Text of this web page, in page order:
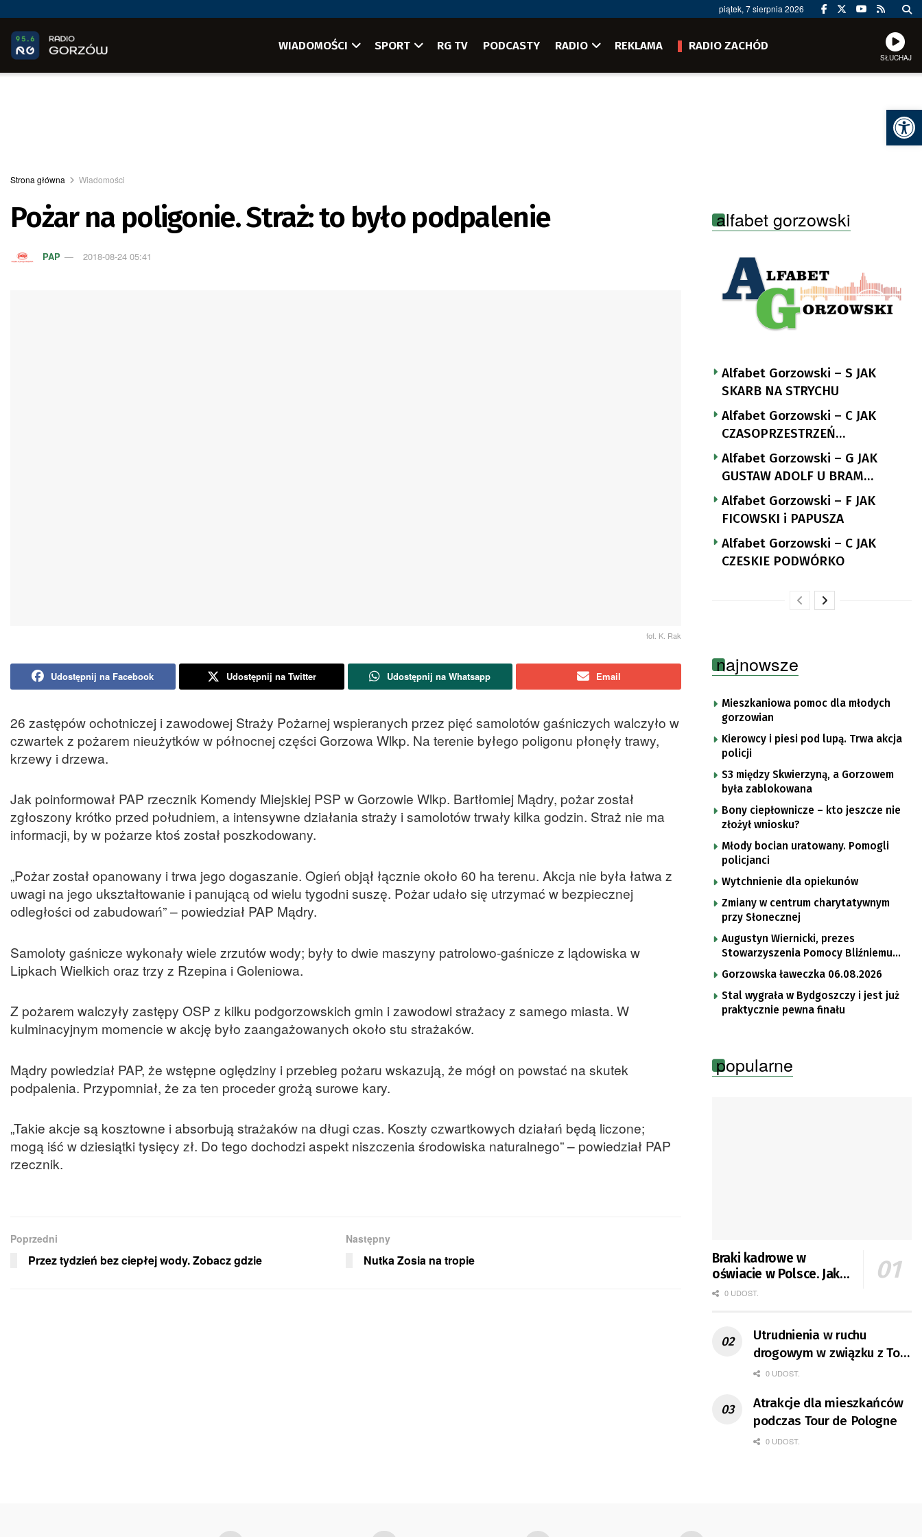
piątek, 7 sierpnia 2026
WIADOMOŚCI SPORT RG TV PODCASTY RADIO REKLAMA RADIO ZACHÓD
SŁUCHAJ
Strona główna Wiadomości
Pożar na poligonie. Straż: to było podpalenie
PAP 2018-08-24 05:41
fot. K. Rak
Udostępnij na Facebook Udostępnij na Twitter Udostępnij na Whatsapp Email
26 zastępów ochotniczej i zawodowej Straży Pożarnej wspieranych przez pięć samolotów gaśniczych walczyło w
czwartek z pożarem nieużytków w północnej części Gorzowa Wlkp. Na terenie byłego poligonu płonęły trawy,
krzewy i drzewa.
Jak poinformował PAP rzecznik Komendy Miejskiej PSP w Gorzowie Wlkp. Bartłomiej Mądry, pożar został
zgłoszony krótko przed południem, a intensywne działania straży i samolotów trwały kilka godzin. Straż nie ma
informacji, by w pożarze ktoś został poszkodowany.
„Pożar został opanowany i trwa jego dogaszanie. Ogień objął łącznie około 60 ha terenu. Akcja nie była łatwa z
uwagi na jego ukształtowanie i panującą od wielu tygodni suszę. Pożar udało się utrzymać w bezpiecznej
odległości od zabudowań” – powiedział PAP Mądry.
Samoloty gaśnicze wykonały wiele zrzutów wody; były to dwie maszyny patrolowo-gaśnicze z lądowiska w
Lipkach Wielkich oraz trzy z Rzepina i Goleniowa.
Z pożarem walczyły zastępy OSP z kilku podgorzowskich gmin i zawodowi strażacy z samego miasta. W
kulminacyjnym momencie w akcję było zaangażowanych około stu strażaków.
Mądry powiedział PAP, że wstępne oględziny i przebieg pożaru wskazują, że mógł on powstać na skutek
podpalenia. Przypomniał, że za ten proceder grożą surowe kary.
„Takie akcje są kosztowne i absorbują strażaków na długi czas. Koszty czwartkowych działań będą liczone;
mogą iść w dziesiątki tysięcy zł. Do tego dochodzi aspekt niszczenia środowiska naturalnego” – powiedział PAP
rzecznik.
Poprzedni
Przez tydzień bez ciepłej wody. Zobacz gdzie
Następny
Nutka Zosia na tropie
alfabet gorzowski
Alfabet Gorzowski – S JAK
SKARB NA STRYCHU
Alfabet Gorzowski – C JAK
CZASOPRZESTRZEŃ
NUTTGENSA
Alfabet Gorzowski – G JAK
GUSTAW ADOLF U BRAM
LANDSBERGA
Alfabet Gorzowski – F JAK
FICOWSKI i PAPUSZA
Alfabet Gorzowski – C JAK
CZESKIE PODWÓRKO
najnowsze
Mieszkaniowa pomoc dla młodych
gorzowian
Kierowcy i piesi pod lupą. Trwa akcja
policji
S3 między Skwierzyną, a Gorzowem
była zablokowana
Bony ciepłownicze – kto jeszcze nie
złożył wniosku?
Młody bocian uratowany. Pomogli
policjanci
Wytchnienie dla opiekunów
Zmiany w centrum charytatywnym
przy Słonecznej
Augustyn Wiernicki, prezes
Stowarzyszenia Pomocy Bliźniemu
im. Brata Krystyna
Gorzowska ławeczka 06.08.2026
Stal wygrała w Bydgoszczy i jest już
praktycznie pewna finału
popularne
Braki kadrowe w
oświacie w Polsce. Jak
jest w Gorzowie?
0 UDOST.
Utrudnienia w ruchu
drogowym w związku z Tour
de Pologne
0 UDOST.
Atrakcje dla mieszkańców
podczas Tour de Pologne
0 UDOST.